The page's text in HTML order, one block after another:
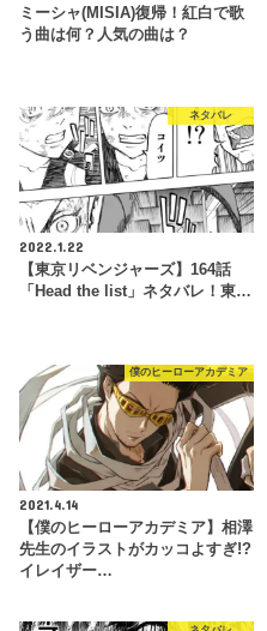
ミーシャ(MISIA)復帰！紅白で歌
う曲は何？人気の曲は？
ネタバレ
2022.1.22
【東京リベンジャーズ】164話
「Head the list」ネタバレ！東…
僕のヒーローアカデミア
2021.4.14
【僕のヒーローアカデミア】相澤
先生のイラストがカッコよすぎ!?
イレイザー…